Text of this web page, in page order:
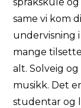
same vi kom
undervisning
mange
alt. Solveig
musikk. Det
studentar og